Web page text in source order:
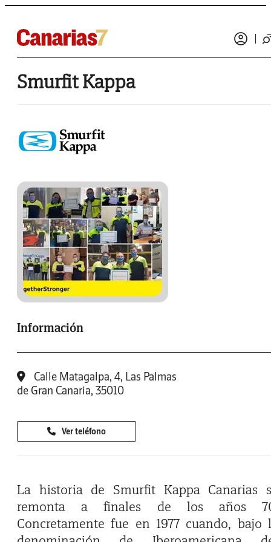
Smurfit Kappa
Información
Calle Matagalpa, 4, Las Palmas
de Gran Canaria, 35010
Ver teléfono
La historia de Smurfit Kappa Canarias
remonta a finales de los años
Concretamente fue en 1977 cuando, bajo